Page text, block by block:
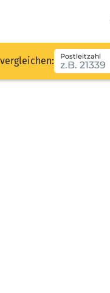
Postleitzahl